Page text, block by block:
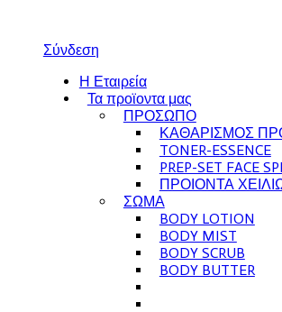
Σύνδεση
Η Εταιρεία
Τα προϊοντα μας
ΠΡΟΣΩΠΟ
ΚΑΘΑΡΙΣΜΟΣ
TONER-ESSENCE
PREP-SET FACE
ΠΡΟΙΟΝΤΑ
ΣΩΜΑ
BODY LOTION
BODY MIST
BODY SCRUB
BODY BUTTER